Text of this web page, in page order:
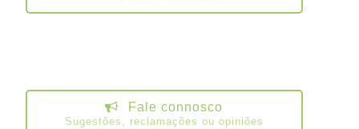
Fale connosco
Sugestões, reclamações ou opiniões